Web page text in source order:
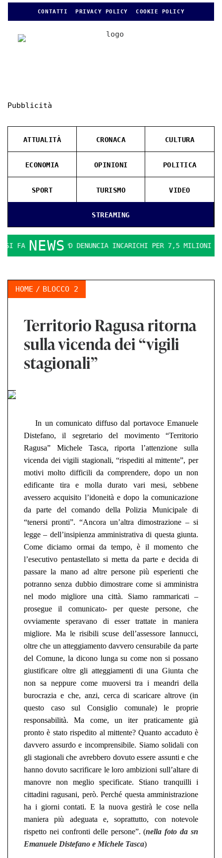
CONTATTI PRIVACY POLICY COOKIE POLICY
Pubblicità
STREAMING
ATTUALITÀ CRONACA CULTURA
ECONOMIA OPINIONI POLITICA
SPORT TURISMO VIDEO
NEWS
DURO. IL PD DENUNCIA INCARICHI PER 7,5 MILIONI
HOME BLOCCO 2
Territorio Ragusa ritorna
sulla vicenda dei “vigili
stagionali”
In un comunicato diffuso dal portavoceEmanuele
Distefano,il segretario del movimento “Territorio
Ragusa” Michele Tasca,riporta l’attenzione sulla
vicenda dei vigili stagionali, “rispediti al mittente”, per
motivi molto difficili da comprendere, dopo un non
edificante tira e molla durato vari mesi, sebbene
avessero acquisito l’idoneità e dopo la comunicazione
da parte del comando della Polizia Municipale di
“tenersi pronti”. “Ancora un’altra dimostrazione – si
legge – dell’insipienza amministrativa di questa giunta.
Come diciamo ormai da tempo, è il momento che
l’esecutivo pentastellato si metta da parte e decida di
passare la mano ad altre persone più esperienti che
potranno senza dubbio dimostrare come si amministra
nel modo migliore una città. Siamo rammaricati –
prosegue il comunicato- per queste persone, che
ovviamente speravano di esser trattate in maniera
migliore. Ma le risibili scuse dell’assessore Iannucci,
oltre che un atteggiamento davvero censurabile da parte
del Comune, la dicono lunga su come non si possano
giustificare oltre gli atteggiamenti di una Giunta che
non sa neppure come muoversi tra i meandri della
burocrazia e che, anzi, cerca di scaricare altrove (in
questo caso sul Consiglio comunale)le proprie
responsabilità. Ma come, un iter praticamente già
pronto è stato rispedito al mittente? Quanto accaduto è
davvero assurdo e incomprensibile. Siamo solidali con
gli stagionali che avrebbero dovuto essere assunti e che
hanno dovuto sacrificare le loro ambizioni sull’altare di
manovre non meglio specificate. Stiano tranquilli i
cittadini ragusani, però. Perché questa amministrazione
ha i giorni contati. E la nuova gestirà le cose nella
maniera più adeguata e, soprattutto, con notevole
rispetto nei confronti delle persone”. (nella foto da sn
Emanuele Distefano e Michele Tasca)